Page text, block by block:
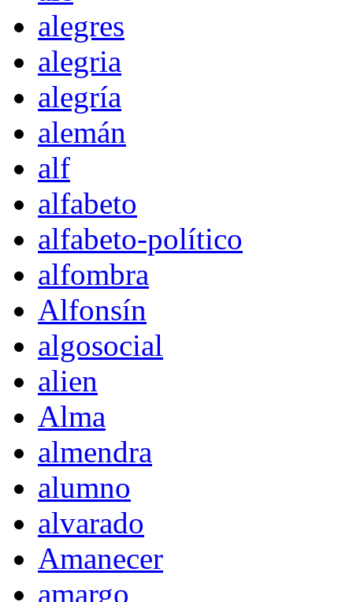
alegres
alegria
alegría
alemán
alf
alfabeto
alfabeto-político
alfombra
Alfonsín
algosocial
alien
Alma
almendra
alumno
alvarado
Amanecer
amargo